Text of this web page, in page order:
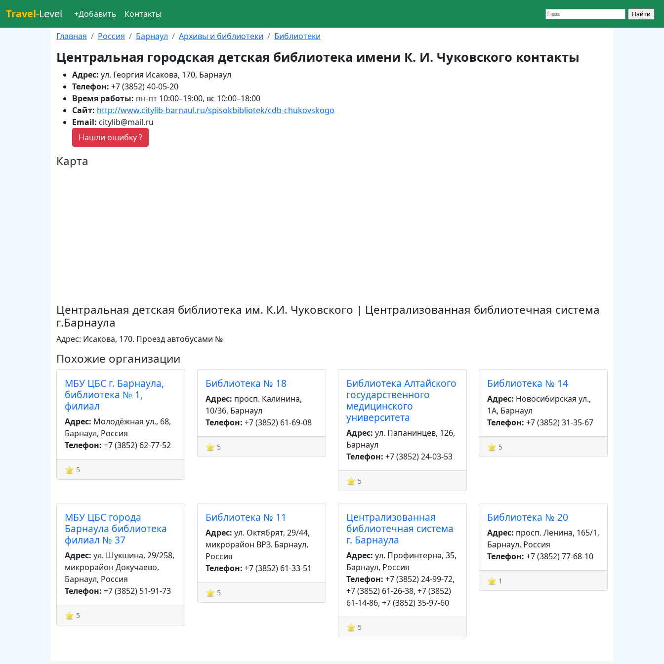
Travel-Level +Добавить Контакты
Главная Россия Барнаул Архивы и библиотеки Библиотеки
Центральная городская детская библиотека имени К. И. Чуковского контакты
Адрес: ул. Георгия Исакова, 170, Барнаул
Телефон: +7 (3852) 40-05-20
Время работы: пн-пт 10:00–19:00, вс 10:00–18:00
Сайт: http://www.citylib-barnaul.ru/spisokbibliotek/cdb-chukovskogo
Email: citylib@mail.ru
Нашли ошибку ?
Карта
Центральная детская библиотека им. К.И. Чуковского | Централизованная библиотечная система
г.Барнаула
Адрес: Исакова, 170. Проезд автобусами №
Похожие организации
МБУ ЦБС г. Барнаула,
библиотека № 1,
филиал
Адрес: Молодёжная ул., 68,
Барнаул, Россия
Телефон: +7 (3852) 62-77-52
5
Библиотека № 18
Адрес: просп. Калинина,
10/36, Барнаул
Телефон: +7 (3852) 61-69-08
5
Библиотека Алтайского
государственного
медицинского
университета
Адрес: ул. Папанинцев, 126,
Барнаул
Телефон: +7 (3852) 24-03-53
5
Библиотека № 14
Адрес: Новосибирская ул.,
1А, Барнаул
Телефон: +7 (3852) 31-35-67
5
МБУ ЦБС города
Барнаула библиотека
филиал № 37
Адрес: ул. Шукшина, 29/258,
микрорайон Докучаево,
Барнаул, Россия
Телефон: +7 (3852) 51-91-73
5
Библиотека № 11
Адрес: ул. Октябрят, 29/44,
микрорайон ВРЗ, Барнаул,
Россия
Телефон: +7 (3852) 61-33-51
5
Централизованная
библиотечная система
г. Барнаула
Адрес: ул. Профинтерна, 35,
Барнаул, Россия
Телефон: +7 (3852) 24-99-72,
+7 (3852) 61-26-38, +7 (3852)
61-14-86, +7 (3852) 35-97-60
5
Библиотека № 20
Адрес: просп. Ленина, 165/1,
Барнаул, Россия
Телефон: +7 (3852) 77-68-10
1